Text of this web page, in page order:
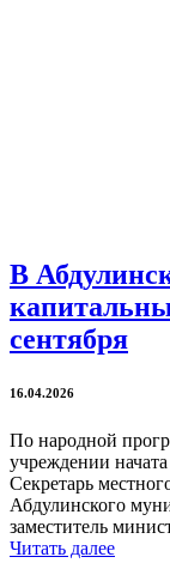
В
сентября
16.04.2026
По народной
учреждении
Секретарь
Абдулинского
заместитель
Читать далее